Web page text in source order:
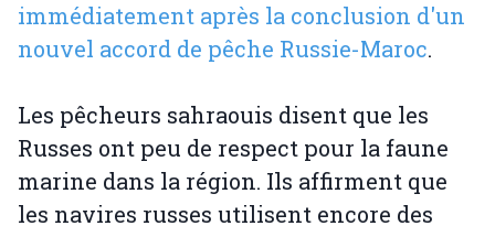
immédiatement après la conclusion d'un
nouvel accord de pêche Russie-Maroc.
Les pêcheurs sahraouis disent que les
Russes ont peu de respect pour la faune
marine dans la région. Ils affirment que
les navires russes utilisent encore des